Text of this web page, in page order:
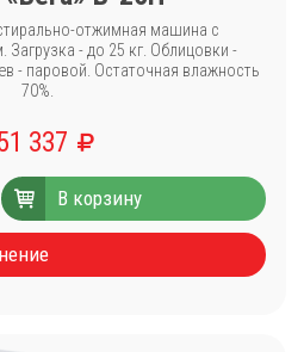
отжимная машина с
- до 25 кг. Облицовки -
- паровой. Остаточная влажность
70%.
337
В корзину